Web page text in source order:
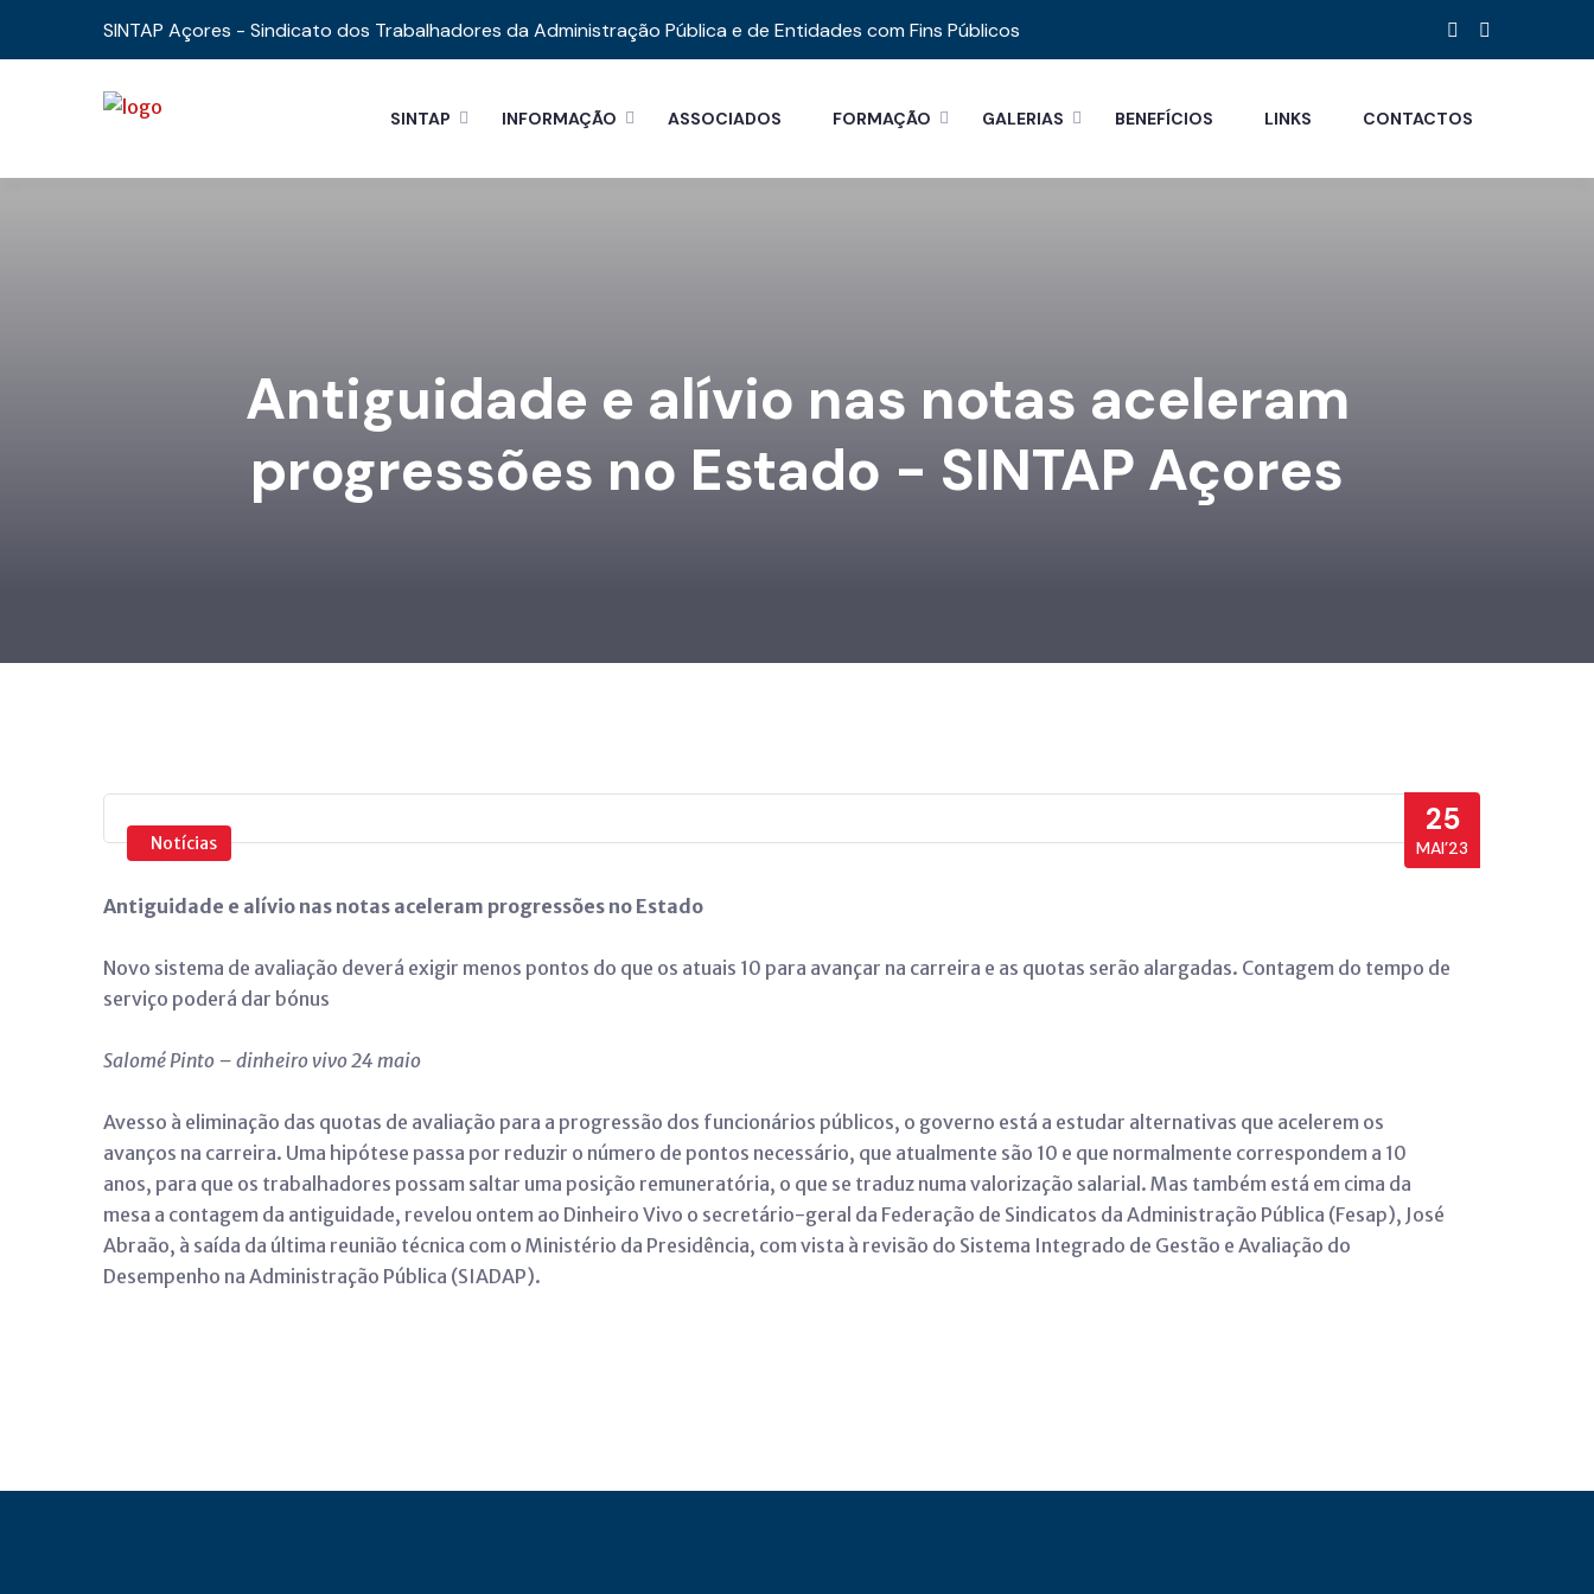
SINTAP Açores - Sindicato dos Trabalhadores da Administração Pública e de Entidades com Fins Públicos
SINTAP INFORMAÇÃO ASSOCIADOS FORMAÇÃO GALERIAS BENEFÍCIOS LINKS CONTACTOS
Antiguidade e alívio nas notas aceleram
progressões no Estado - SINTAP Açores
25
MAI’23
Notícias
Antiguidade e alívio nas notas aceleram progressões no Estado
Novo sistema de avaliação deverá exigir menos pontos do que os atuais 10 para avançar na carreira e as quotas serão alargadas. Contagem do tempo de
serviço poderá dar bónus
Salomé Pinto – dinheiro vivo 24 maio
Avesso à eliminação das quotas de avaliação para a progressão dos funcionários públicos, o governo está a estudar alternativas que acelerem os
avanços na carreira. Uma hipótese passa por reduzir o número de pontos necessário, que atualmente são 10 e que normalmente correspondem a 10
anos, para que os trabalhadores possam saltar uma posição remuneratória, o que se traduz numa valorização salarial. Mas também está em cima da
mesa a contagem da antiguidade, revelou ontem ao Dinheiro Vivo o secretário-geral da Federação de Sindicatos da Administração Pública (Fesap), José
Abraão, à saída da última reunião técnica com o Ministério da Presidência, com vista à revisão do Sistema Integrado de Gestão e Avaliação do
Desempenho na Administração Pública (SIADAP).